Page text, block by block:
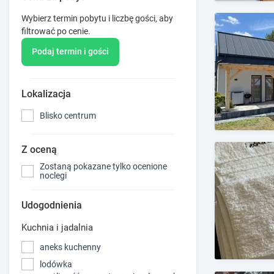
Wybierz termin pobytu i liczbę gości, aby
filtrować po cenie.
Podaj termin i gości
Lokalizacja
Blisko centrum
Z oceną
Zostaną pokazane tylko ocenione
noclegi
Udogodnienia
Kuchnia i jadalnia
aneks kuchenny
lodówka